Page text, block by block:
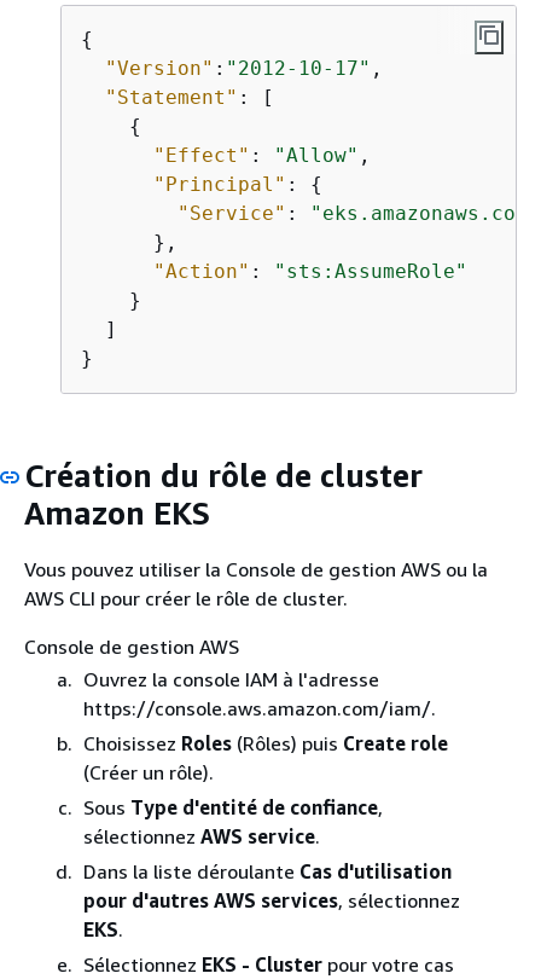
{
"Version" : "2012-10-17" ,
"Statement" : [
{
"Effect" : "Allow" ,
"Principal" : {
"Service" :
"eks.amazonaws.com"
      },
"Action" :
"sts:AssumeRole"
    }
  ]
}
Création du rôle de cluster
Amazon EKS
Vous pouvez utiliser la Console de gestion AWS ou la
AWS CLI pour créer le rôle de cluster.
Console de gestion AWS
Ouvrez la console IAM à l'adresse
https://console.aws.amazon.com/iam/.
Choisissez Roles(Rôles) puis Create role
(Créer un rôle).
Sous Type d'entité de confiance,
sélectionnez AWS service.
Dans la liste déroulante Cas d'utilisation
pour d'autres AWS services, sélectionnez
EKS.
Sélectionnez EKS - Clusterpour votre cas